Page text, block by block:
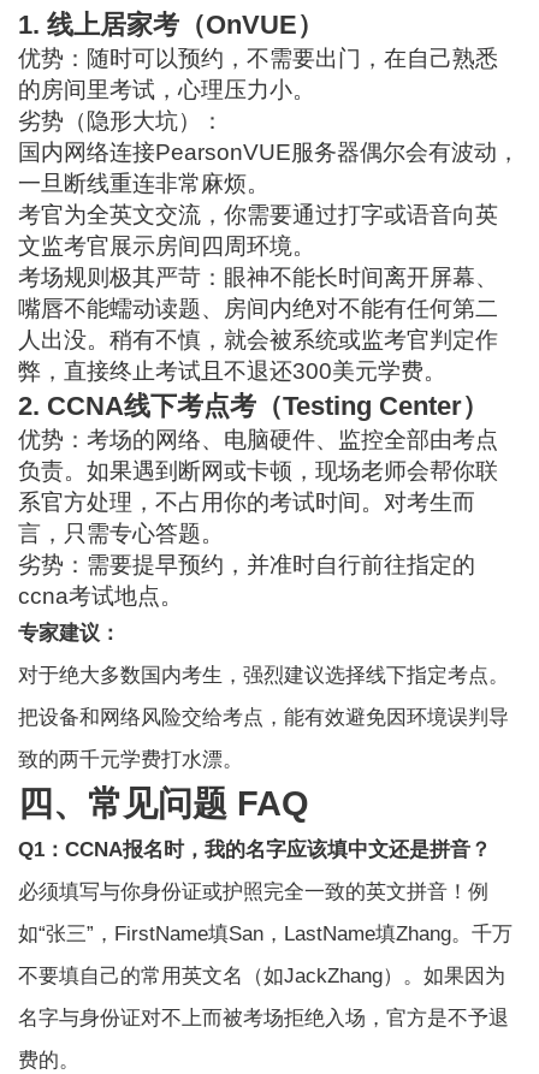
1. 线上居家考（OnVUE）
优势：随时可以预约，不需要出门，在自己熟悉
的房间里考试，心理压力小。
劣势（隐形大坑）：
国内网络连接PearsonVUE服务器偶尔会有波动，
一旦断线重连非常麻烦。
考官为全英文交流，你需要通过打字或语音向英
文监考官展示房间四周环境。
考场规则极其严苛：眼神不能长时间离开屏幕、
嘴唇不能蠕动读题、房间内绝对不能有任何第二
人出没。稍有不慎，就会被系统或监考官判定作
弊，直接终止考试且不退还300美元学费。
2. CCNA线下考点考（Testing Center）
优势：考场的网络、电脑硬件、监控全部由考点
负责。如果遇到断网或卡顿，现场老师会帮你联
系官方处理，不占用你的考试时间。对考生而
言，只需专心答题。
劣势：需要提早预约，并准时自行前往指定的
ccna考试地点。
专家建议：
对于绝大多数国内考生，强烈建议选择线下指定考点。
把设备和网络风险交给考点，能有效避免因环境误判导
致的两千元学费打水漂。
四、常见问题 FAQ
Q1：CCNA报名 时，我的名字应该填中文还是拼音？
必须填写与你身份证或护照完全一致的英文拼音！例
如“张三”，FirstName填San，LastName填Zhang。千万
不要填自己的常用英文名（如JackZhang）。如果因为
名字与身份证对不上而被考场拒绝入场，官方是不予退
费的。